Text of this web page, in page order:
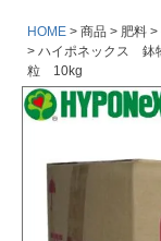
HOME 商品 肥料
ハイポネックス
粒 10kg